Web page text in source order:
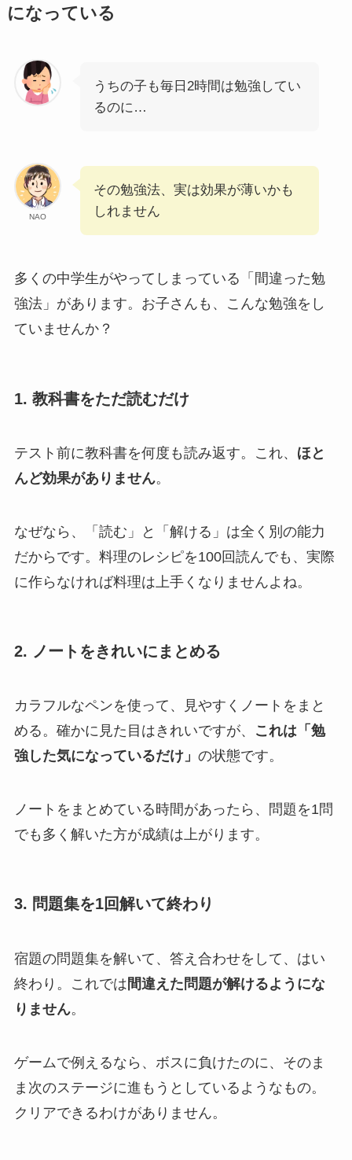
になっている
うちの子も毎日2時間は勉強してい
るのに…
NAO
その勉強法、実は効果が薄いかも
しれません
多くの中学生がやってしまっている「間違った勉
強法」があります。お子さんも、こんな勉強をし
ていませんか？
1. 教科書をただ読むだけ
テスト前に教科書を何度も読み返す。これ、 ほと
んど効果がありません。
なぜなら、「読む」と「解ける」は全く別の能力
だからです。料理のレシピを100回読んでも、実際
に作らなければ料理は上手くなりませんよね。
2. ノートをきれいにまとめる
カラフルなペンを使って、見やすくノートをまと
める。確かに見た目はきれいですが、
これは「勉
強した気になっているだけ」 の状態です。
ノートをまとめている時間があったら、問題を1問
でも多く解いた方が成績は上がります。
3. 問題集を1回解いて終わり
宿題の問題集を解いて、答え合わせをして、はい
終わり。これでは 間違えた問題が解けるようにな
りません。
ゲームで例えるなら、ボスに負けたのに、そのま
ま次のステージに進もうとしているようなもの。
クリアできるわけがありません。